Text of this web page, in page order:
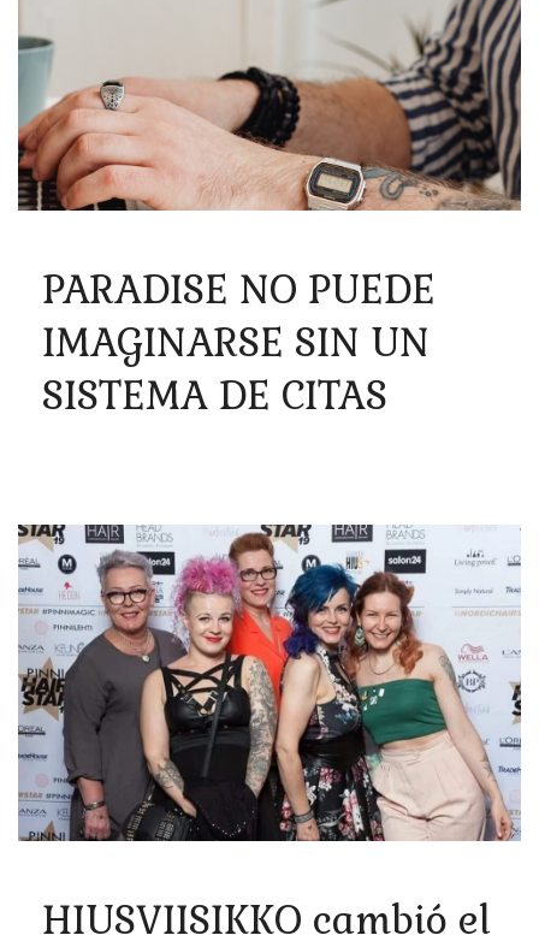
PARADISE NO PUEDE
IMAGINARSE SIN UN
SISTEMA DE CITAS
HIUSVIISIKKO cambió el